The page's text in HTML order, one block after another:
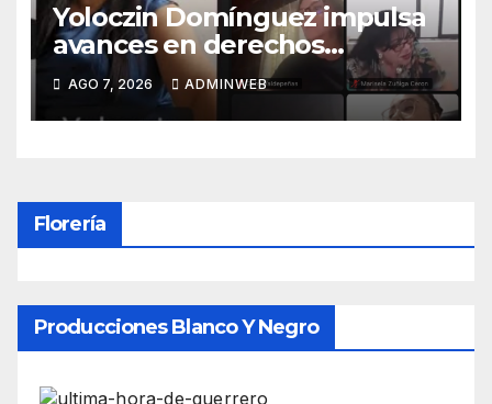
Yoloczin Domínguez impulsa
avances en derechos
humanos desde el Congreso
AGO 7, 2026 ADMINWEB
Florería
Producciones Blanco Y Negro